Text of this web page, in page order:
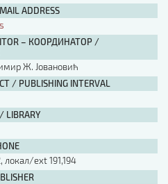
ADDRESS
– КООРДИНАТОР /
Ж. Јовановић
/ PUBLISHING INTERVAL
локал/ext 191,194